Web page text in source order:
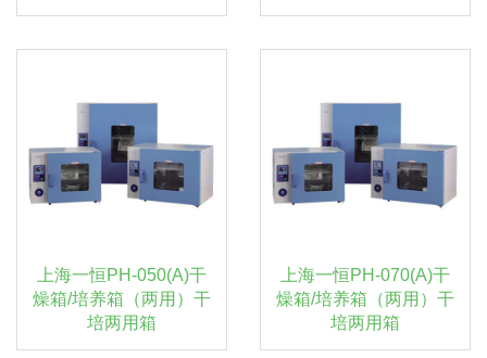
上海一恒PH-050(A)干
燥箱/培养箱（两用）干
培两用箱
上海一恒PH-070(A)干
燥箱/培养箱（两用）干
培两用箱